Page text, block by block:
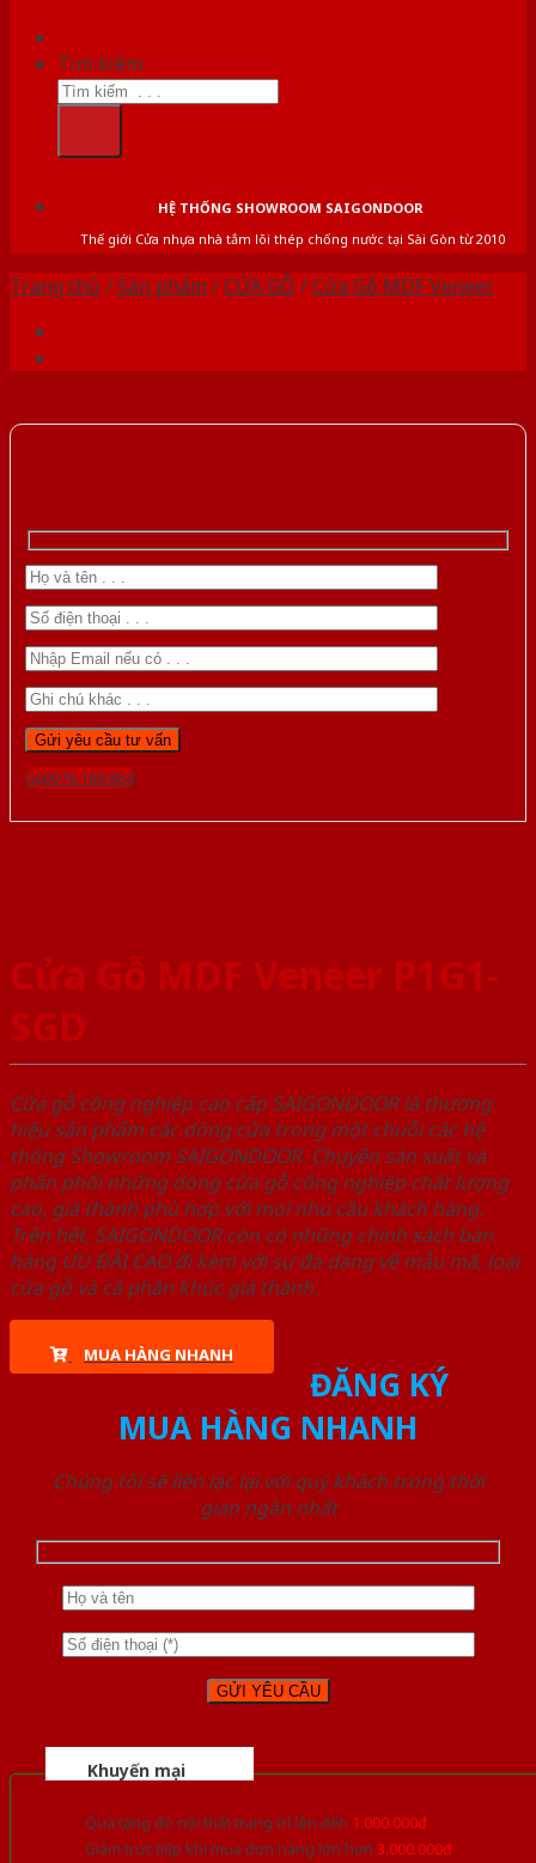
Tìm kiếm:
HỆ THỐNG SHOWROOM SAIGONDOOR
Thế giới Cửa nhựa nhà tắm lõi thép chống nước tại Sài Gòn từ 2010
Trang chủ /Sản phẩm /CỬA GỖ /Cửa Gỗ MDF Veneer
Gọi 0976.169.864
Cửa Gỗ MDF Veneer P1G1-
SGD
Cửa gỗ công nghiệp cao cấp SAIGONDOOR là thương
hiệu sản phẩm các dòng cửa trong một chuỗi các hệ
thống Showroom SAIGONDOOR. Chuyên sản xuất và
phân phối những dòng cửa gỗ công nghiệp chất lượng
cao, giá thành phù hợp với mọi nhu cầu khách hàng.
Trên hết, SAIGONDOOR còn có những chính sách bán
hàng ƯU ĐÃI CAO đi kèm với sự đa dạng về mẫu mã, loại
cửa gỗ và cả phân khúc giá thành.
MUA HÀNG NHANH
ĐĂNG KÝ
MUA HÀNG NHANH
Chúng tôi sẽ liên lạc lại với quý khách trong thời
gian ngắn nhất
Khuyến mại
Quà tặng đồ nội thất trang trí lên đến 1.000.000đ
Giảm trực tiếp khi mua đơn hàng lớn hơn 3.000.000đ